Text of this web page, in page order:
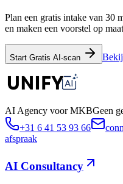
Plan een gratis intake van 30
en maken een voorstel op
Start Gratis AI-scan
AI Agency voor MKBGeen
+31 6 41 53 93 66
afspraak
AI Consultancy